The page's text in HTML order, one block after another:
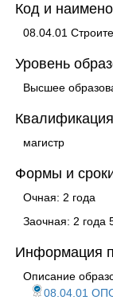
Код и
08.04.01
Уровень
Высшее
Квалификация
магистр
Формы и
Очная: 2 года
Заочная: 2 года
Информация
Описание
08.04.01